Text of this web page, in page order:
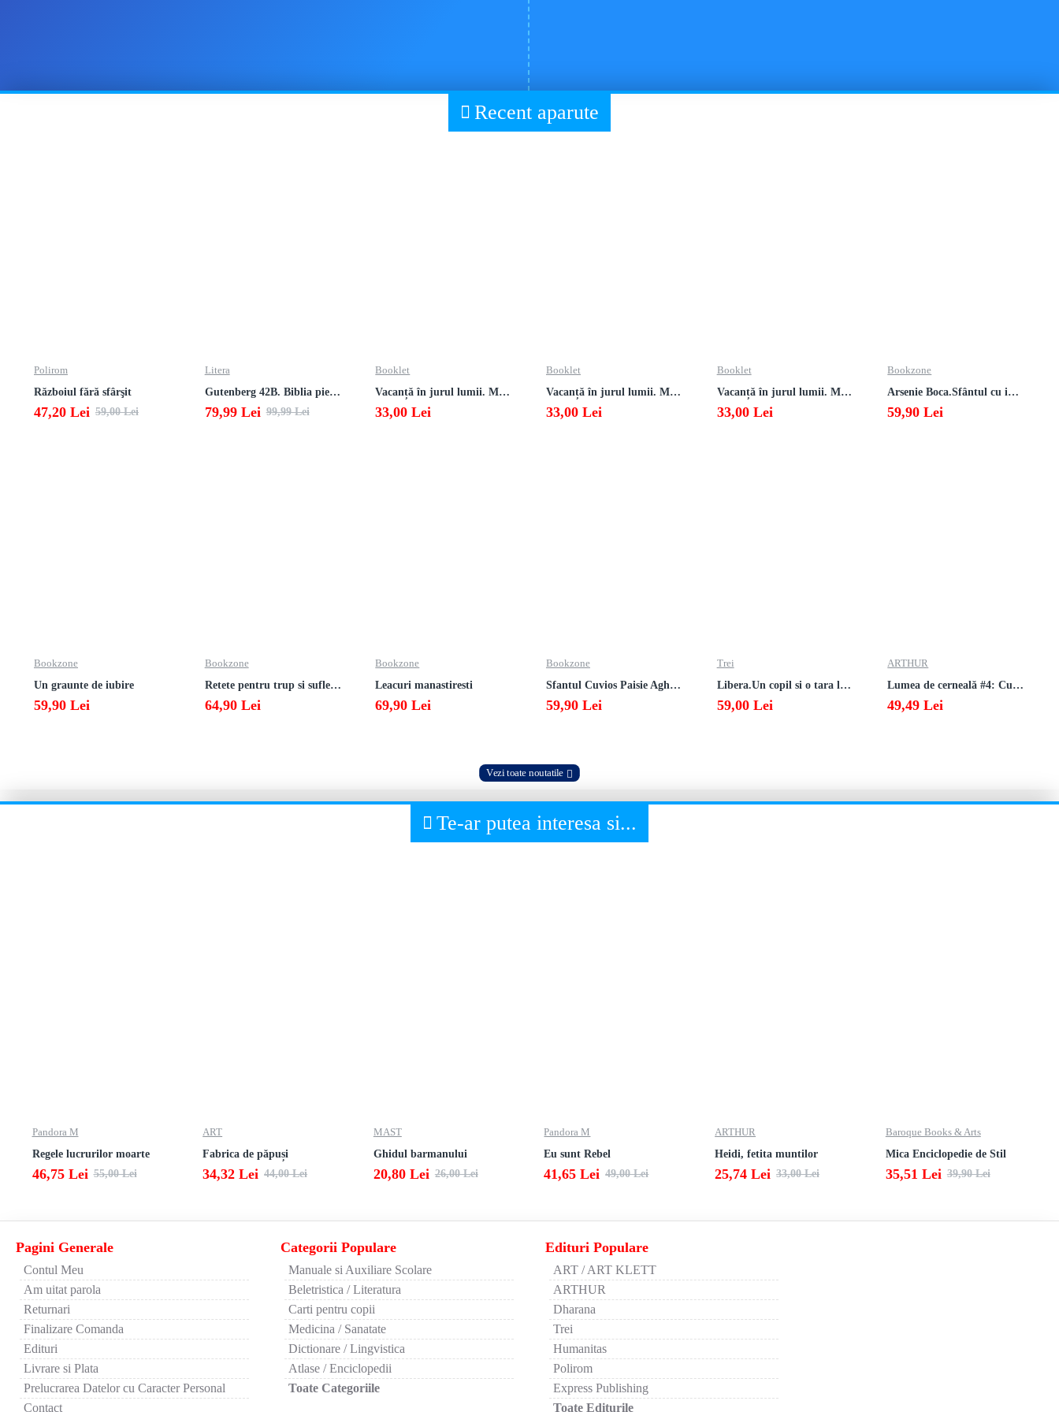
Recent aparute
Polirom
Războiul fără sfârşit
47,20 Lei 59,00 Lei
Litera
Gutenberg 42B. Biblia pierduta
79,99 Lei 99,99 Lei
Booklet
Vacanță în jurul lumii. Matematică clasa a VII-a – EDIȚIA 2026
33,00 Lei
Booklet
Vacanță în jurul lumii. Matematică clasa a VI-a – EDIȚIA 2026
33,00 Lei
Booklet
Vacanță în jurul lumii. Matematică clasa a V-a – EDIȚIA 2026
33,00 Lei
Bookzone
Arsenie Boca.Sfântul cu inima cat cerul
59,90 Lei
Bookzone
Un graunte de iubire
59,90 Lei
Bookzone
Retete pentru trup si suflet din bucataria manastirii
64,90 Lei
Bookzone
Leacuri manastiresti
69,90 Lei
Bookzone
Sfantul Cuvios Paisie Aghioritul
59,90 Lei
Trei
Libera.Un copil si o tara la sfarsitul istoriei.Lea Ypi
59,00 Lei
ARTHUR
Lumea de cerneală #4: Culoarea răzbunării
49,49 Lei
Vezi toate noutatile
Te-ar putea interesa si...
Pandora M
Regele lucrurilor moarte
46,75 Lei 55,00 Lei
ART
Fabrica de păpuși
34,32 Lei 44,00 Lei
MAST
Ghidul barmanului
20,80 Lei 26,00 Lei
Pandora M
Eu sunt Rebel
41,65 Lei 49,00 Lei
ARTHUR
Heidi, fetita muntilor
25,74 Lei 33,00 Lei
Baroque Books & Arts
Mica Enciclopedie de Stil
35,51 Lei 39,90 Lei
Pagini Generale
Contul Meu
Am uitat parola
Returnari
Finalizare Comanda
Edituri
Livrare si Plata
Prelucrarea Datelor cu Caracter Personal
Contact
Categorii Populare
Manuale si Auxiliare Scolare
Beletristica / Literatura
Carti pentru copii
Medicina / Sanatate
Dictionare / Lingvistica
Atlase / Enciclopedii
Toate Categoriile
Edituri Populare
ART / ART KLETT
ARTHUR
Dharana
Trei
Humanitas
Polirom
Express Publishing
Toate Editurile